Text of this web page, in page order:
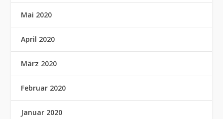
Mai 2020
April 2020
März 2020
Februar 2020
Januar 2020